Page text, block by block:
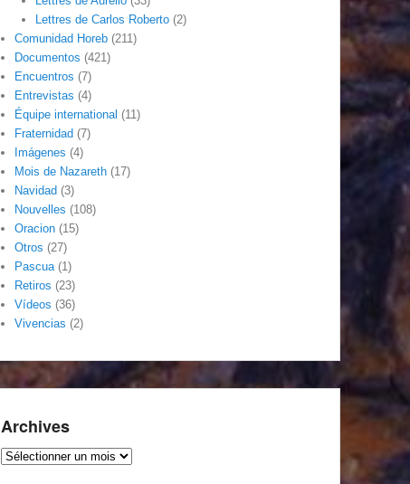
Lettres de Carlos Roberto(2)
Comunidad Horeb (211)
Documentos (421)
Encuentros (7)
Entrevistas (4)
Équipe international (11)
Fraternidad (7)
Imágenes (4)
Mois de Nazareth (17)
Navidad (3)
Nouvelles (108)
Oracion (15)
Otros (27)
Pascua(1)
Retiros (23)
Vídeos (36)
Vivencias (2)
Archives
Archives